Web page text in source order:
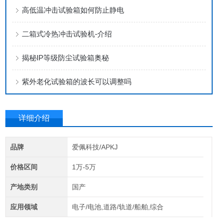
高低温冲击试验箱如何防止静电
二箱式冷热冲击试验机-介绍
揭秘IP等级防尘试验箱奥秘
紫外老化试验箱的波长可以调整吗
详细介绍
品牌 爱佩科技/APKJ
价格区间 1万-5万
产地类别 国产
应用领域 电子/电池,道路/轨道/船舶,综合